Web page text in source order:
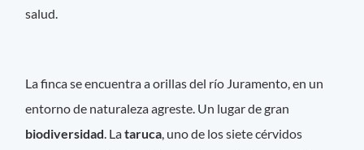
salud.
La finca se encuentra a orillas del río Juramento, en un
entorno de naturaleza agreste. Un lugar de gran
biodiversidad. Lataruca, uno de los siete cérvidos